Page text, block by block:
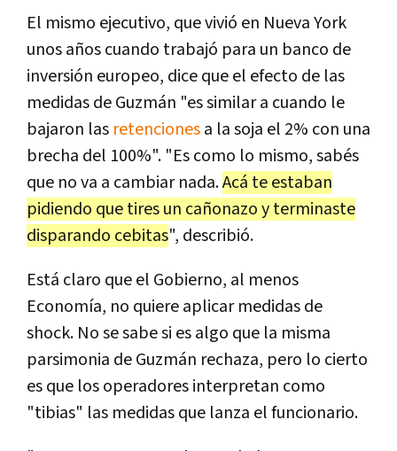
El mismo ejecutivo, que vivió en Nueva York
unos años cuando trabajó para un banco de
inversión europeo, dice que el efecto de las
medidas de Guzmán "es similar a cuando le
bajaron las retencionesa la soja el 2% con una
brecha del 100%". "Es como lo mismo, sabés
que no va a cambiar nada.Acá te estaban
pidiendo que tires un cañonazo y terminaste
disparando cebitas", describió.
Está claro que el Gobierno, al menos
Economía, no quiere aplicar medidas de
shock. No se sabe si es algo que la misma
parsimonia de Guzmán rechaza, pero lo cierto
es que los operadores interpretan como
"tibias" las medidas que lanza el funcionario.